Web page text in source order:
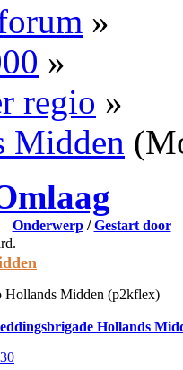
»
»
regio »
Midden
Onderwerp/Gestart door
Hollands Midden (p2kflex)
Hollands